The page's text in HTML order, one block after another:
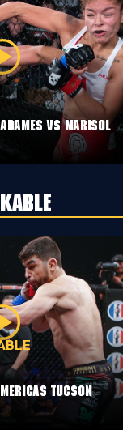
vs Marisol
Tucson